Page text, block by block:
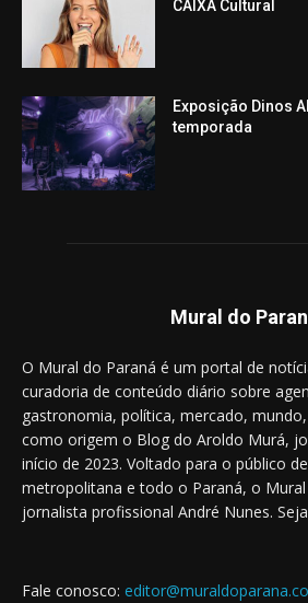
CAIXA Cultural
Exposição Dinos
temporada
Mural do
O Mural do Paraná é um portal de
curadoria de conteúdo diário sobre
gastronomia, política, mercado,
como origem o Blog do Aroldo Murá,
início de 2023. Voltado para o público
metropolitana e todo o Paraná, o
jornalista profissional André Nunes.
Fale conosco: